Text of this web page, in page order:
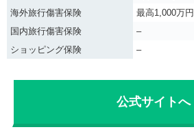
海外旅行傷害保険
最高1,000万円
国内旅行傷害保険
–
ショッピング保険
–
公式サイトへ